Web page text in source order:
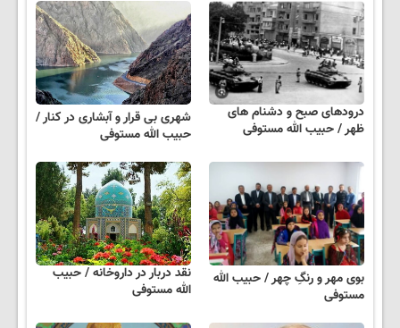
درودهای صبح و دشنام های
ظهر / حبیب الله مستوفی
شهری بی قرار و آبشاری در کنار /
حبیب الله مستوفی
بوی مهر و رنگِ چهر / حبیب الله
مستوفی
نقد دربار در داروخانه / حبیب
الله مستوفی